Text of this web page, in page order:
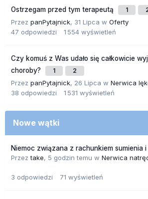
Ostrzegam przed tym terapeutą 1
Przez panPytajnick, 31 Lipca w Oferty
47 odpowiedzi 1 554 wyświetleń
Czy komuś z Was udało się całkowicie
choroby?
1 2
Przez panPytajnick, 26 Lipca w Nerwica
38 odpowiedzi 1 531 wyświetleń
Nowe wątki
Niemoc związana z rachunkiem sumienia
Przeztake, 5 godzin temu w Nerwica
3 odpowiedzi 71 wyświetleń